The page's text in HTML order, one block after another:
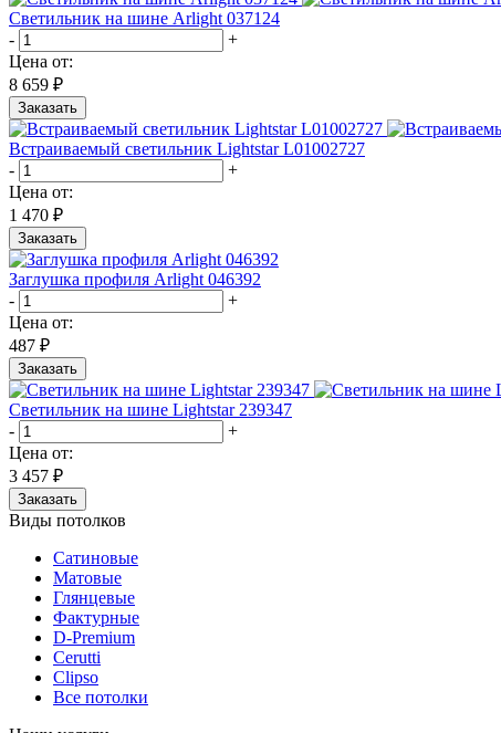
Светильник на шине Arlight 037124
-
+
Цена от:
8 659 ₽
Заказать
Встраиваемый светильник Lightstar L01002727
-
+
Цена от:
1 470 ₽
Заказать
Заглушка профиля Arlight 046392
-
+
Цена от:
487 ₽
Заказать
Светильник на шине Lightstar 239347
-
+
Цена от:
3 457 ₽
Заказать
Виды потолков
Сатиновые
Матовые
Глянцевые
Фактурные
D-Premium
Cerutti
Clipso
Все потолки